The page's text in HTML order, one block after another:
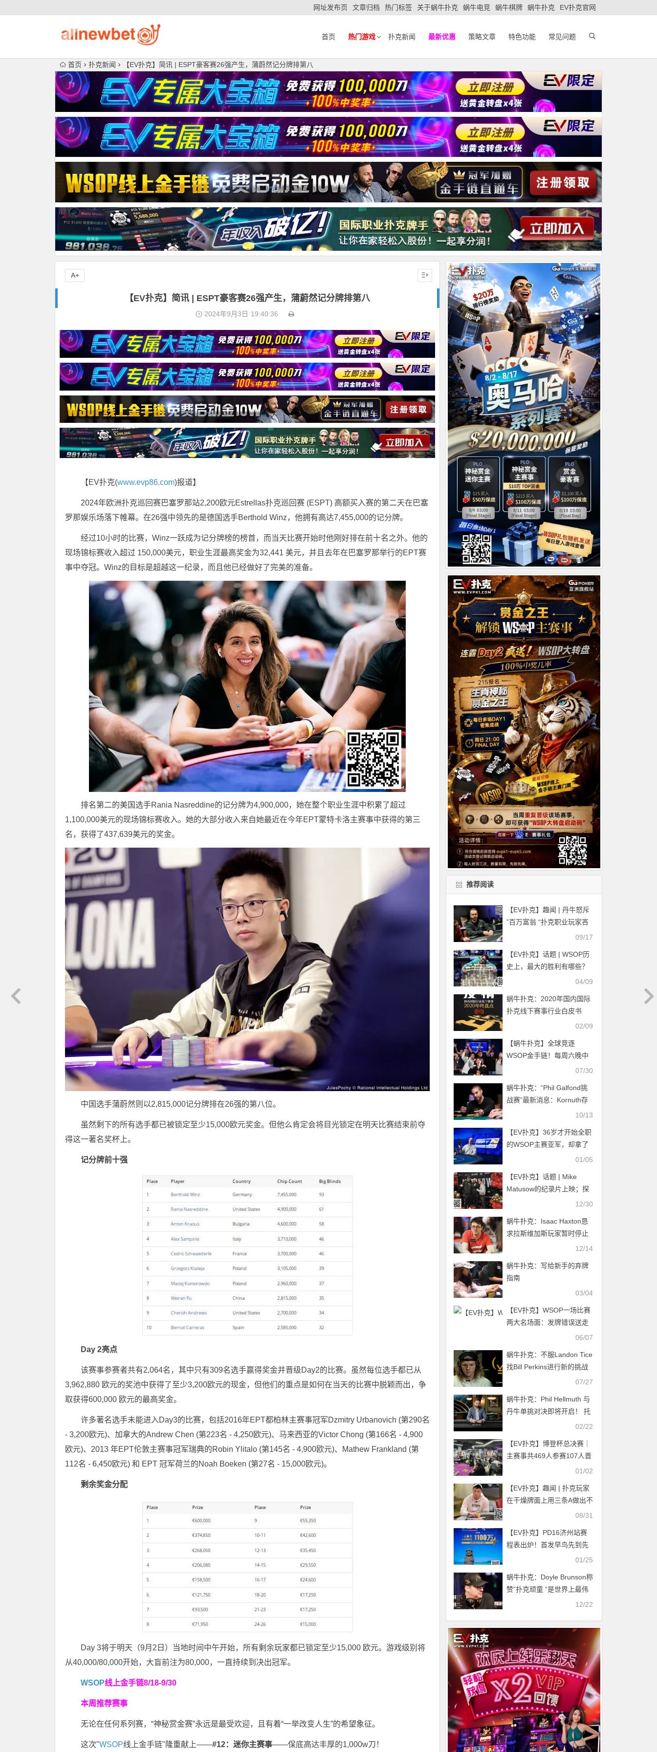
网址发布页 文章归档 热门标签 关于蜗牛扑克 蜗牛电竞 蜗牛棋牌 蜗牛扑克 EV扑克官网
首页 热门游戏 扑克新闻 最新优惠 策略文章 特色功能 常见问题
首页 扑克新闻 【EV扑克】简讯 | ESPT豪客赛26强产生，蒲蔚然记分牌排第八
【EV扑克】简讯 | ESPT豪客赛26强产生，蒲蔚然记分牌排第八
2024年9月3日 19:40:36
【EV扑克(www.evp86.com)报道】
2024年欧洲扑克巡回赛巴塞罗那站2,200欧元Estrellas扑克巡回赛 (ESPT) 高额买入赛的第二天在巴塞
罗那娱乐场落下帷幕。在26强中领先的是德国选手Berthold Winz，他拥有高达7,455,000的记分牌。
经过10小时的比赛，Winz一跃成为记分牌榜的榜首，而当天比赛开始时他刚好排在前十名之外。他的
现场锦标赛收入超过 150,000美元，职业生涯最高奖金为32,441 美元，并且去年在巴塞罗那举行的EPT赛
事中夺冠。Winz的目标是超越这一纪录，而且他已经做好了完美的准备。
排名第二的美国选手Rania Nasreddine的记分牌为4,900,000，她在整个职业生涯中积累了超过
1,100,000美元的现场锦标赛收入。她的大部分收入来自她最近在今年EPT蒙特卡洛主赛事中获得的第三
名，获得了437,639美元的奖金。
中国选手蒲蔚然则以2,815,000记分牌排在26强的第八位。
虽然剩下的所有选手都已被锁定至少15,000欧元奖金。但他么肯定会将目光锁定在明天比赛结束前夺
得这一著名奖杯上。
记分牌前十强
Day 2亮点
该赛事参赛者共有2,064名，其中只有309名选手赢得奖金并晋级Day2的比赛。虽然每位选手都已从
3,962,880 欧元的奖池中获得了至少3,200欧元的现金，但他们的重点是如何在当天的比赛中脱颖而出，争
取获得600,000 欧元的最高奖金。
许多著名选手未能进入Day3的比赛，包括2016年EPT都柏林主赛事冠军Dzmitry Urbanovich (第290名
- 3,200欧元)、加拿大的Andrew Chen (第223名 - 4,250欧元)、马来西亚的Victor Chong (第166名 - 4,900
欧元)、2013 年EPT伦敦主赛事冠军瑞典的Robin Ylitalo (第145名 - 4,900欧元)、Mathew Frankland (第
112名 - 6,450欧元) 和 EPT 冠军荷兰的Noah Boeken (第27名 - 15,000欧元)。
剩余奖金分配
Day 3将于明天（9月2日）当地时间中午开始，所有剩余玩家都已锁定至少15,000 欧元。游戏级别将
从40,000/80,000开始，大盲前注为80,000，一直持续到决出冠军。
WSOP线上金手链8/18-9/30
本周推荐赛事
无论在任何系列赛，“神秘赏金赛”永远是最受欢迎，且有着“一举改变人生”的希望象征。
这次"WSOP线上金手链"隆重献上——#12：迷你主赛事——保底高达丰厚的1,000w刀！
A+
推荐阅读
【EV扑克】趣闻 | 丹牛怒斥
”百万富翁 “扑克职业玩家吝
09/17
【EV扑克】话题 | WSOP历
史上，最大的胜利有哪些？
04/09
蜗牛扑克：2020年国内国际
扑克线下赛事行业白皮书
02/09
【蜗牛扑克】全球竞逐
WSOP金手链！每周六晚中
国时区赛事～线下主赛特权
07/30
蜗牛扑克：“Phil Galfond挑
战赛”最新消息：Kornuth存
款被限制，比赛被迫暂停！
10/13
【EV扑克】36岁才开始全职
的WSOP主赛亚军，却拿了
01/05
【EV扑克】话题 | Mike
Matusow的纪录片上映；探
索扑克界争议人物的传奇一
12/30
蜗牛扑克：Isaac Haxton恳
求拉斯维加斯玩家暂时停止
12/14
蜗牛扑克：​写给新手的弃牌
指南
03/04
【EV扑克】WSOP一场比赛
两大名场面：发牌错误送走
短码，Isildur1诈唬成功却主
06/07
蜗牛扑克：不服Landon Tice
找Bill Perkins进行新的挑战
07/27
蜗牛扑克：Phil Hellmuth 与
丹牛单挑对决即将开启！ 托
马斯·格拉维森扑克盈利1亿
02/22
【EV扑克】博登杯总决赛｜
主赛事共469人参赛107人晋
级 卓国栋/周兆祥领跑D组/D
01/02
【EV扑克】趣闻 | 扑克玩家
在干燥牌面上用三条A做出不
08/31
【EV扑克】PD16济州站赛
程表出炉！首发早鸟先到先
得！2/15-2/24点燃济州01/25
蜗牛扑克：Doyle Brunson称
赞”扑克顽童 “是世界上最伟
12/22